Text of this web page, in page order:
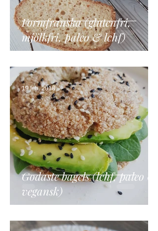
Formfranska (glutenfri,
mjölkfri, paleo & lchf)
Godaste bagels (lchf, paleo &
vegansk)
19 feb. 2018